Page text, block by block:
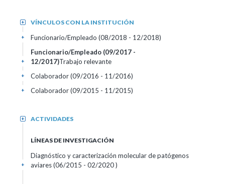
VÍNCULOS CON LA INSTITUCIÓN
+
Funcionario/Empleado (08/2018 - 12/2018)
+
Funcionario/Empleado (09/2017 -
12/2017)Trabajo relevante
+
Colaborador (09/2016 - 11/2016)
+
Colaborador (09/2015 - 11/2015)
+
ACTIVIDADES
+
LÍNEAS DE INVESTIGACIÓN
Diagnóstico y caracterización molecular de patógenos
aviares (06/2015 - 02/2020 )
+